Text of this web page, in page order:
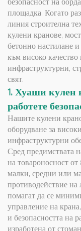
площадка. Когато
линия строителна
кулени кранове,
бетонно настилане
към високо
инфраструктурни,
свят.
1. Хуаши кулен
работете
Нашите кулени
оборудване за
инфраструктурни
Сред предимствата
на товароносност от
малки, средни или
противодействие
помагат да се
управление на
и безопасността на